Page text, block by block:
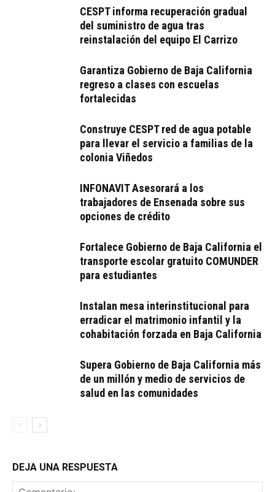
CESPT informa recuperación gradual
del suministro de agua tras
reinstalación del equipo El Carrizo
Garantiza Gobierno de Baja California
regreso a clases con escuelas
fortalecidas
Construye CESPT red de agua potable
para llevar el servicio a familias de la
colonia Viñedos
INFONAVIT Asesorará a los
trabajadores de Ensenada sobre sus
opciones de crédito
Fortalece Gobierno de Baja California el
transporte escolar gratuito COMUNDER
para estudiantes
Instalan mesa interinstitucional para
erradicar el matrimonio infantil y la
cohabitación forzada en Baja California
Supera Gobierno de Baja California más
de un millón y medio de servicios de
salud en las comunidades
DEJA UNA RESPUESTA